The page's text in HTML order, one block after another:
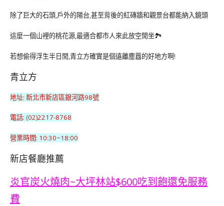
除了巨大的石頭,戶外的陽台,甚至背後的紅磚牆和觀景台都能納入鏡頭
這麼一個山裡的桃花源,最適合都市人來此放空閒坐🏞
若想偷得浮生半日閒,青立方確實是個遠離塵囂的好地方啊!
青立方
地址: 新北市新店區銀河路98號
電話: (02)2217-8768
營業時間: 10:30~18:00
新店餐廳推薦
炎官炭火燒肉~大坪林站$600吃到飽還免服務
費